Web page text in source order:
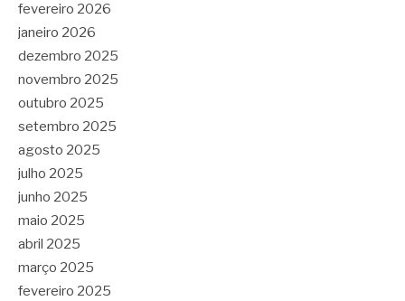
fevereiro 2026
janeiro 2026
dezembro 2025
novembro 2025
outubro 2025
setembro 2025
agosto 2025
julho 2025
junho 2025
maio 2025
abril 2025
março 2025
fevereiro 2025